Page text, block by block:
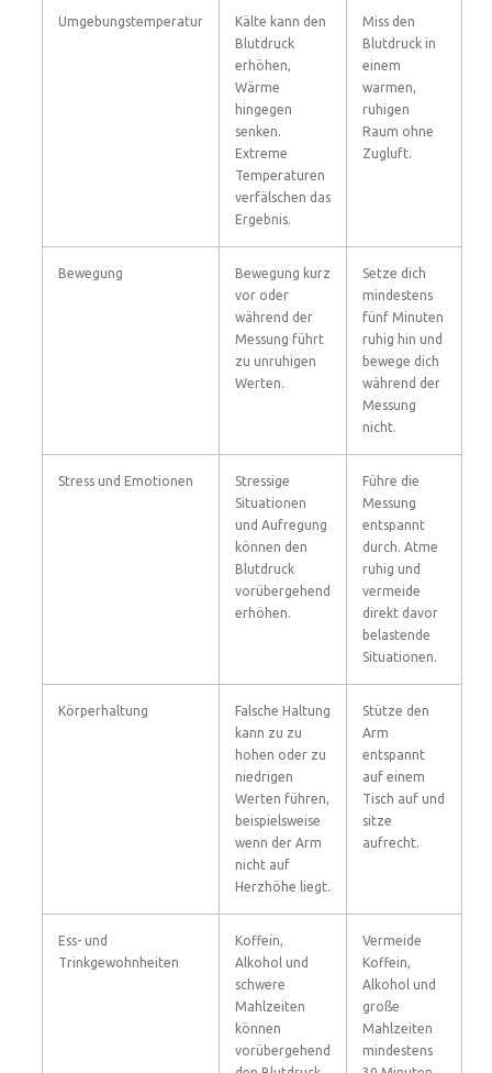
Umgebungstemperatur
Kälte kann den
Blutdruck
erhöhen,
Wärme
hingegen
senken.
Extreme
Temperaturen
verfälschen das
Ergebnis.
Miss den
Blutdruck in
einem
warmen,
ruhigen
Raum ohne
Zugluft.
Bewegung
Bewegung kurz
vor oder
während der
Messung führt
zu unruhigen
Werten.
Setze dich
mindestens
fünf Minuten
ruhig hin und
bewege dich
während der
Messung
nicht.
Stress und Emotionen
Stressige
Situationen
und Aufregung
können den
Blutdruck
vorübergehend
erhöhen.
Führe die
Messung
entspannt
durch. Atme
ruhig und
vermeide
direkt davor
belastende
Situationen.
Körperhaltung
Falsche Haltung
kann zu zu
hohen oder zu
niedrigen
Werten führen,
beispielsweise
wenn der Arm
nicht auf
Herzhöhe liegt.
Stütze den
Arm
entspannt
auf einem
Tisch auf und
sitze
aufrecht.
Ess- und
Trinkgewohnheiten
Koffein,
Alkohol und
schwere
Mahlzeiten
können
vorübergehend
Vermeide
Koffein,
Alkohol und
große
Mahlzeiten
mindestens